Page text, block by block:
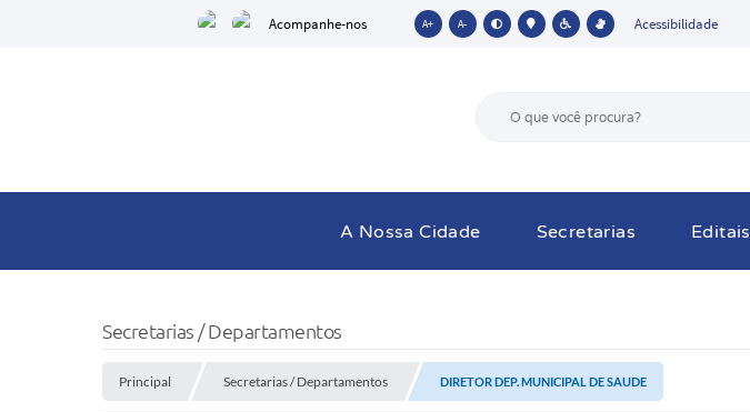
Acompanhe-nos A+ A- Acessibilidade
A Nossa Cidade Secretarias Editais
Secretarias / Departamentos
Principal Secretarias / Departamentos DIRETOR DEP. MUNICIPAL DE SAUDE